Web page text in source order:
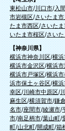
東松山市/川口市/入
市岩槻区/さいたま
たま市西区/さいた
いたま市桜区/さい
【神奈川県】
横浜市神奈川区/横
横浜市金沢区/横浜
横浜市戸塚区/横浜
浜市保土ヶ谷区/横
幸区/川崎市中原区/
麻生区/横須賀市/鎌
名市/座間市/綾瀬市/
市/南足柄市/葉山町/
町/山北町/開成町/箱